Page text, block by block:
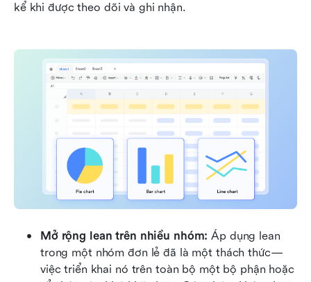
kể khi được theo dõi và ghi nhận.
Mở rộng lean trên nhiều nhóm: Áp dụng lean
trong một nhóm đơn lẻ đã là một thách thức—
việc triển khai nó trên toàn bộ một bộ phận hoặc